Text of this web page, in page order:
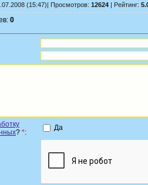
(15:47)| Просмотров: 12624 | Рейтинг:
0
? *:
Да